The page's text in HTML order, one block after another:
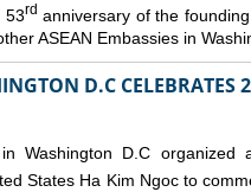
53rd anniversary of the
ASEAN Embassies in
D.C CELEBRATES
Washington D.C organized
States Ha Kim Ngoc to